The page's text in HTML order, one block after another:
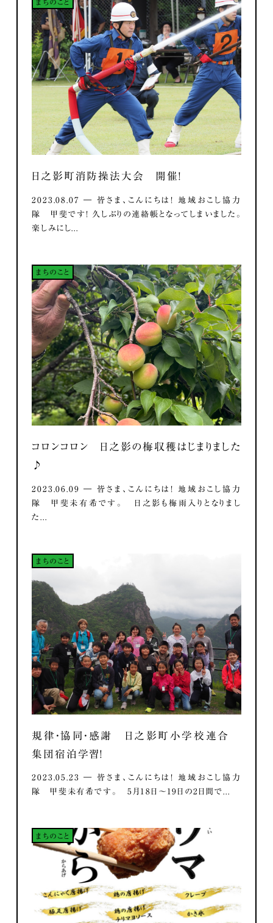
まちのこと
日之影町消防操法大会 開催！
2023.08.07 ― 皆さま、こんにちは！ 地域おこし協力
隊 甲斐です！ 久しぶりの連絡帳となってしまいました。
楽しみにし...
まちのこと
コロンコロン 日之影の梅収穫はじまりました
♪
2023.06.09 ― 皆さま、こんにちは！ 地域おこし協力
隊 甲斐未有希です。 日之影も梅雨入りとなりまし
た...
まちのこと
規律・協同・感謝 日之影町小学校連合
集団宿泊学習！
2023.05.23 ― 皆さま、こんにちは！ 地域おこし協力
隊 甲斐未有希です。 5月18日～19日の2日間で...
まちのこと